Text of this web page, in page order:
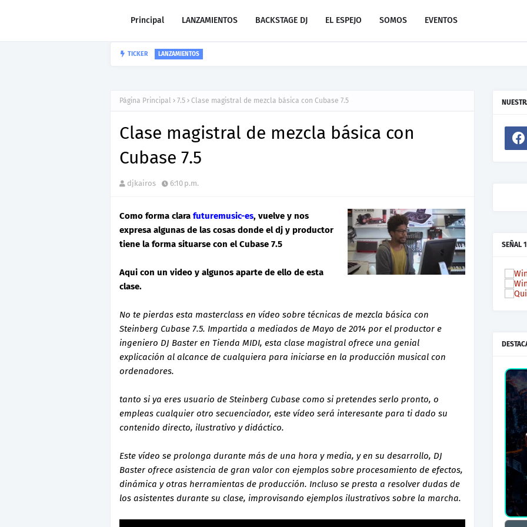
Principal LANZAMIENTOS BACKSTAGE DJ EL ESPEJO SOMOS EVENTOS
TICKER CARLOS GARIBAY JR
Página Principal 7.5 Clase magistral de mezcla básica con Cubase 7.5
Clase magistral de mezcla básica con
Cubase 7.5
djkairos 6:10 p.m.
Como forma clara futuremusic-es, vuelve y nos
expresa algunas de las cosas donde el dj y productor
tiene la forma situarse con el Cubase 7.5
Aqui con un video y algunos aparte de ello de esta
clase.
No te pierdas esta masterclass en vídeo sobre técnicas de mezcla básica con
Steinberg Cubase 7.5. Impartida a mediados de Mayo de 2014 por el productor e
ingeniero DJ Baster en Tienda MIDI, esta clase magistral ofrece una genial
explicación al alcance de cualquiera para iniciarse en la producción musical con
ordenadores.
tanto si ya eres usuario de Steinberg Cubase como si pretendes serlo pronto, o
empleas cualquier otro secuenciador, este vídeo será interesante para ti dado su
contenido directo, ilustrativo y didáctico.
Este vídeo se prolonga durante más de una hora y media, y en su desarrollo, DJ
Baster ofrece asistencia de gran valor con ejemplos sobre procesamiento de efectos,
dinámica y otras herramientas de producción. Incluso se presta a resolver dudas de
los asistentes durante su clase, improvisando ejemplos ilustrativos sobre la marcha.
SEÑAL 1